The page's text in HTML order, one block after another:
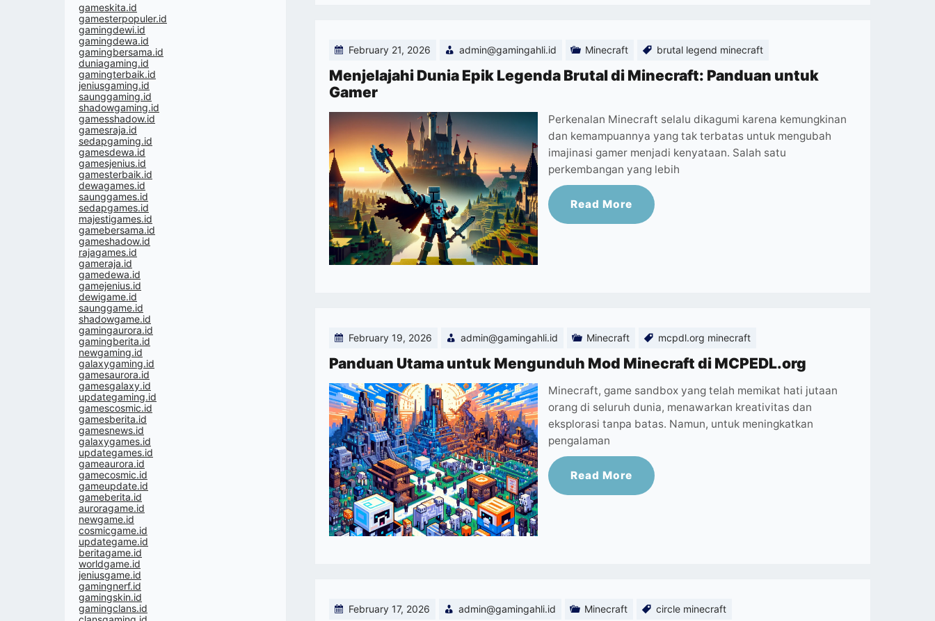
February 21, 2026 admin@gamingahli.id Minecraft brutal legend minecraft
Menjelajahi Dunia Epik Legenda Brutal di Minecraft: Panduan untuk
Gamer
Perkenalan Minecraft selalu dikagumi karena kemungkinan
dan kemampuannya yang tak terbatas untuk mengubah
imajinasi gamer menjadi kenyataan. Salah satu
perkembangan yang lebih
Read More
February 19, 2026 admin@gamingahli.id Minecraft mcpdl.org minecraft
Panduan Utama untuk Mengunduh Mod Minecraft di MCPEDL.org
Minecraft, game sandbox yang telah memikat hati jutaan
orang di seluruh dunia, menawarkan kreativitas dan
eksplorasi tanpa batas. Namun, untuk meningkatkan
pengalaman
Read More
February 17, 2026 admin@gamingahli.id Minecraft circle minecraft
gameskita.id
gamesterpopuler.id
gamingdewi.id
gamingdewa.id
gamingbersama.id
duniagaming.id
gamingterbaik.id
jeniusgaming.id
saunggaming.id
shadowgaming.id
gamesshadow.id
gamesraja.id
sedapgaming.id
gamesdewa.id
gamesjenius.id
gamesterbaik.id
dewagames.id
saunggames.id
sedapgames.id
majestigames.id
gamebersama.id
gameshadow.id
rajagames.id
gameraja.id
gamedewa.id
gamejenius.id
dewigame.id
saunggame.id
shadowgame.id
gamingaurora.id
gamingberita.id
newgaming.id
galaxygaming.id
gamesaurora.id
gamesgalaxy.id
updategaming.id
gamescosmic.id
gamesberita.id
gamesnews.id
galaxygames.id
updategames.id
gameaurora.id
gamecosmic.id
gameupdate.id
gameberita.id
auroragame.id
newgame.id
cosmicgame.id
updategame.id
beritagame.id
worldgame.id
jeniusgame.id
gamingnerf.id
gamingskin.id
gamingclans.id